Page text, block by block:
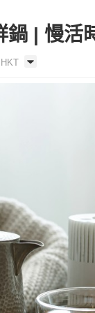
鍋 | 慢活